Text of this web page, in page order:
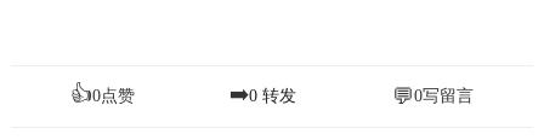
👍0点赞 ➡️0 转发 💬0写留言